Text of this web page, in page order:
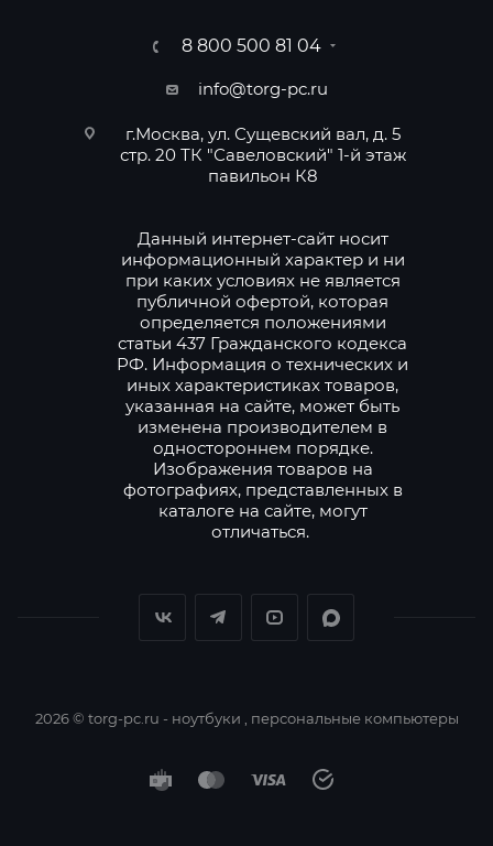
8 800 500 81 04
info@torg-pc.ru
г.Москва, ул. Сущевский вал, д. 5
стр. 20 ТК "Савеловский" 1-й этаж
павильон К8
Данный интернет-сайт носит
информационный характер и ни
при каких условиях не является
публичной офертой, которая
определяется положениями
статьи 437 Гражданского кодекса
РФ. Информация о технических и
иных характеристиках товаров,
указанная на сайте, может быть
изменена производителем в
одностороннем порядке.
Изображения товаров на
фотографиях, представленных в
каталоге на сайте, могут
отличаться.
2026 © torg-pc.ru - ноутбуки , персональные компьютеры